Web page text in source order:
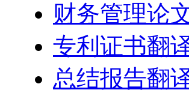
财务管理论
专利证书翻
总结报告翻